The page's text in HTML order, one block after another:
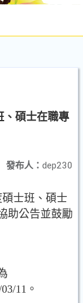
、碩士在職專
發布人： dep230
士班、碩士
助公告並鼓勵
11。